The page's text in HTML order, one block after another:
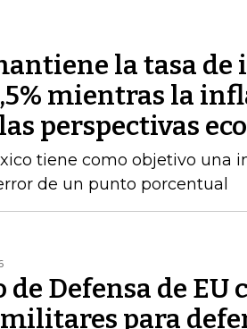
la tasa de
mientras la
perspectivas
tiene como objetivo una
de un punto porcentual
de Defensa de EU
para